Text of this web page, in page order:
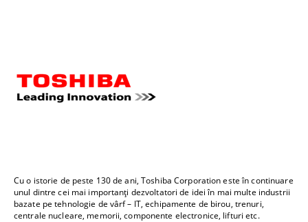
Cu o istorie de peste 130 de ani, Toshiba Corporation este în continuare
unul dintre cei mai importanți dezvoltatori de idei în mai multe industrii
bazate pe tehnologie de vârf – IT, echipamente de birou, trenuri,
centrale nucleare, memorii, componente electronice, lifturi etc.